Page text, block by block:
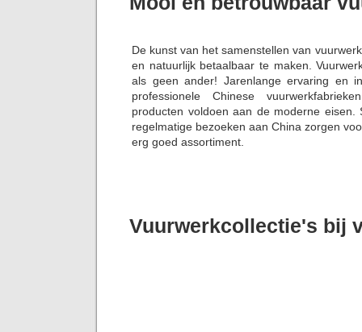
De kunst van het samenstellen van
en natuurlijk betaalbaar te maken.
als geen ander! Jarenlange ervaring en
professionele Chinese
producten voldoen aan de moderne eisen.
regelmatige bezoeken aan China zorgen
erg goed assortiment.
Vuurwerkcollectie's bij